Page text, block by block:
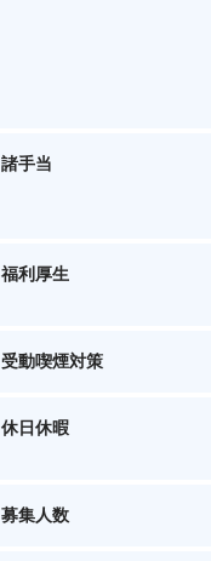
諸手当
福利厚生
受動喫煙対策
休日休暇
募集人数